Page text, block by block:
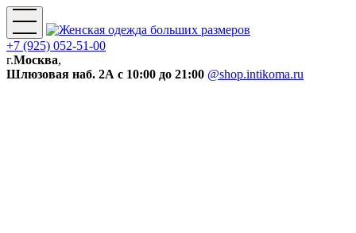
+7 (925) 052-51-00
г.Москва,
Шлюзовая наб. 2А с 10:00 до 21:00 @shop.intikoma.ru